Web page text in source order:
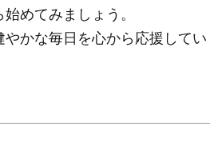
めてみましょう。
かな毎日を心から応援してい